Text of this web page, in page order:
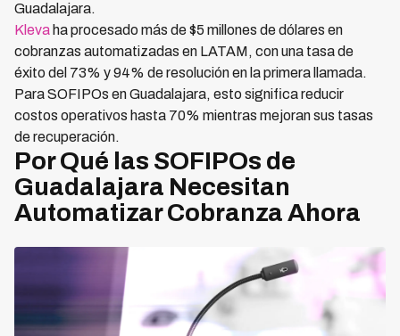
Guadalajara.
Kleva ha procesado más de $5 millones de dólares en
cobranzas automatizadas en LATAM, con una tasa de
éxito del 73% y 94% de resolución en la primera llamada.
Para SOFIPOs en Guadalajara, esto significa reducir
costos operativos hasta 70% mientras mejoran sus tasas
de recuperación.
Por Qué las SOFIPOs de
Guadalajara Necesitan
Automatizar Cobranza Ahora